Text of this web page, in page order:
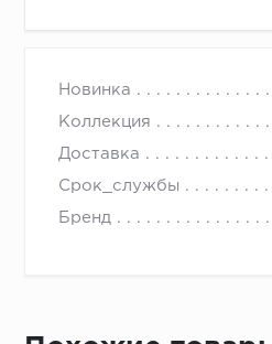
Новинка
Коллекция
Доставка
Срок_службы
Бренд